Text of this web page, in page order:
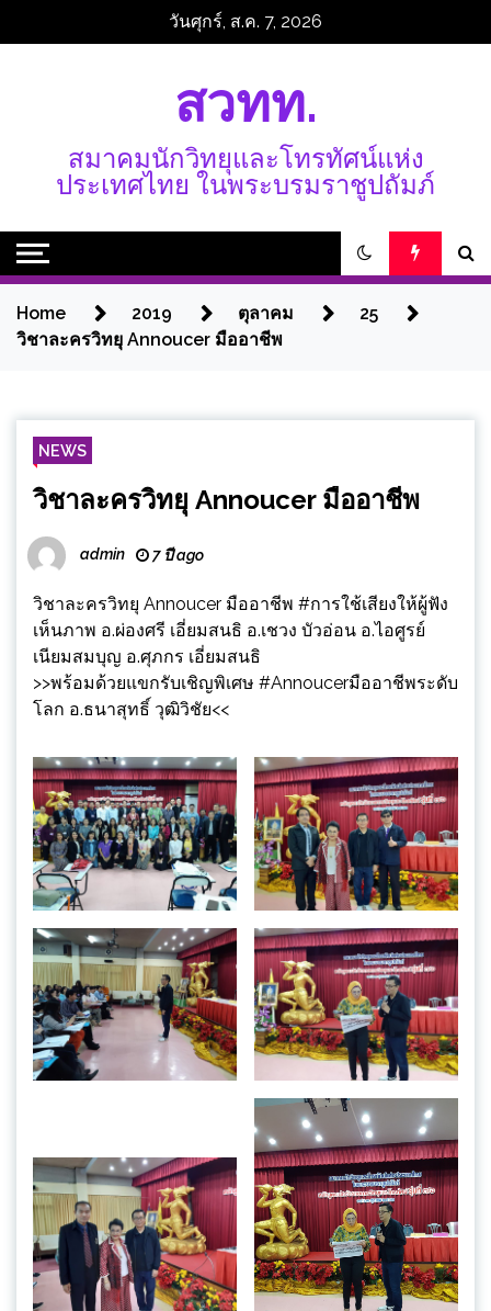
วันศุกร์, ส.ค. 7, 2026
สวทท.
สมาคมนักวิทยุและโทรทัศน์แห่ง
ประเทศไทย ในพระบรมราชูปถัมภ์
Home 2019 ตุลาคม
25
วิชาละครวิทยุ Annoucer มืออาชีพ
NEWS
วิชาละครวิทยุ Annoucer มืออาชีพ
admin 7 ปี ago
วิชาละครวิทยุ Annoucer มืออาชีพ #การใช้เสียงให้ผู้ฟัง
เห็นภาพ อ.ผ่องศรี เอี่ยมสนธิ อ.เชวง บัวอ่อน อ.ไอศูรย์
เนียมสมบุญ อ.ศุภกร เอี่ยมสนธิ
>>พร้อมด้วยแขกรับเชิญพิเศษ #Annoucerมืออาชีพระดับ
โลก อ.ธนาสุทธิ์ วุฒิวิชัย<<